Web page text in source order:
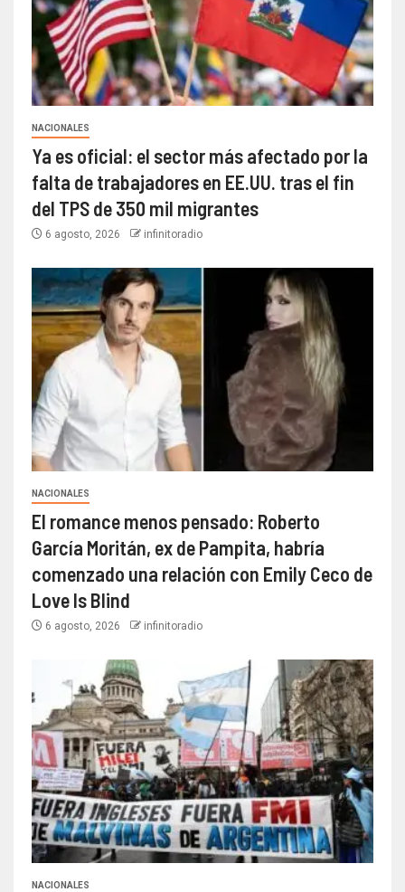
NACIONALES
Ya es oficial: el sector más afectado por la
falta de trabajadores en EE.UU. tras el fin
del TPS de 350 mil migrantes
6 agosto, 2026 infinitoradio
NACIONALES
El romance menos pensado: Roberto
García Moritán, ex de Pampita, habría
comenzado una relación con Emily Ceco de
Love Is Blind
6 agosto, 2026 infinitoradio
NACIONALES